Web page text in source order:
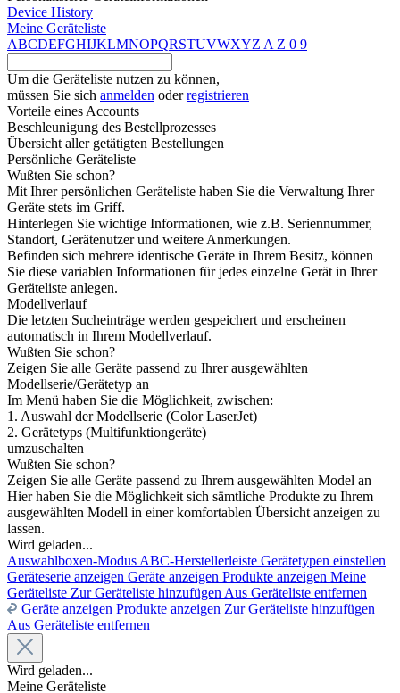
Device History
Meine Geräteliste
ABCDEFGHIJKLMNOPQRSTUVWXYZ A Z 0 9
Um die Geräteliste nutzen zu können,
müssen Sie sich anmelden oderregistrieren
Vorteile eines Accounts
Beschleunigung des Bestellprozesses
Übersicht aller getätigten Bestellungen
Persönliche Geräteliste
Wußten Sie schon?
Mit Ihrer persönlichen Geräteliste haben Sie die Verwaltung Ihrer
Geräte stets im Griff.
Hinterlegen Sie wichtige Informationen, wie z.B. Seriennummer,
Standort, Gerätenutzer und weitere Anmerkungen.
Befinden sich mehrere identische Geräte in Ihrem Besitz, können
Sie diese variablen Informationen für jedes einzelne Gerät in Ihrer
Geräteliste anlegen.
Modellverlauf
Die letzten Sucheinträge werden gespeichert und erscheinen
automatisch in Ihrem Modellverlauf.
Wußten Sie schon?
Zeigen Sie alle Geräte passend zu Ihrer ausgewählten
Modellserie/Gerätetyp an
Im Menü haben Sie die Möglichkeit, zwischen:
1. Auswahl der Modellserie (Color LaserJet)
2. Gerätetyps (Multifunktiongeräte)
umzuschalten
Wußten Sie schon?
Zeigen Sie alle Geräte passend zu Ihrem ausgewählten Model an
Hier haben Sie die Möglichkeit sich sämtliche Produkte zu Ihrem
ausgewählten Modell in einer komfortablen Übersicht anzeigen zu
lassen.
Wird geladen...
Auswahlboxen-Modus ABC-Herstellerleiste Gerätetypen einstellen
Geräteserie anzeigen Geräte anzeigen Produkte anzeigen Meine
Geräteliste Zur Geräteliste hinzufügen Aus Geräteliste entfernen
Geräte anzeigen Produkte anzeigen Zur Geräteliste hinzufügen
Aus Geräteliste entfernen
Wird geladen...
Meine Geräteliste